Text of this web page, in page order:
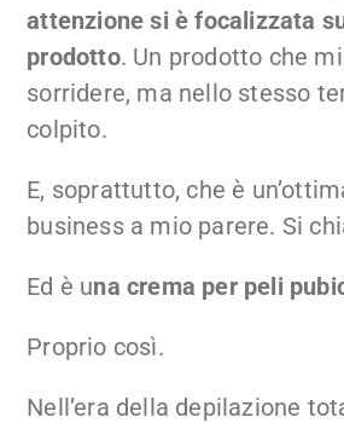
attenzione si è focalizzata
prodotto. Un prodotto che
sorridere, ma nello stesso
colpito.
E, soprattutto, che è
business a mio parere. Si
Ed è una crema per peli
Proprio così.
Nell’era della depilazione